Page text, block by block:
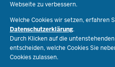
Webseite zu verbessern.
Welche Cookies wir setzen, erfahren
Datenschutzerklärung.
Durch Klicken auf die
entscheiden, welche Cookies Sie
Cookies zulassen.
Bildungsthemen
Lehrkräfte
Recht
Schulleben
Ministerium
Ministerin Dorothee Feller
Staatssekretär Dr. Urban Mauer
Presse